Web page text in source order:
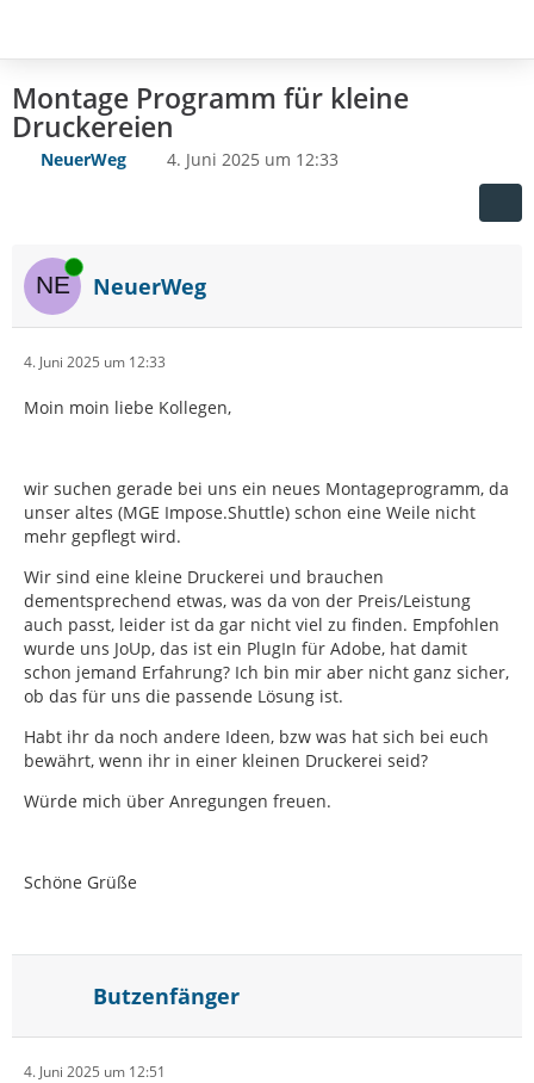
Montage Programm für kleine
Druckereien
NeuerWeg 4. Juni 2025 um 12:33
Online
NeuerWeg
4. Juni 2025 um 12:33
Moin moin liebe Kollegen,
wir suchen gerade bei uns ein neues Montageprogramm, da
unser altes (MGE Impose.Shuttle) schon eine Weile nicht
mehr gepflegt wird.
Wir sind eine kleine Druckerei und brauchen
dementsprechend etwas, was da von der Preis/Leistung
auch passt, leider ist da gar nicht viel zu finden. Empfohlen
wurde uns JoUp, das ist ein PlugIn für Adobe, hat damit
schon jemand Erfahrung? Ich bin mir aber nicht ganz sicher,
ob das für uns die passende Lösung ist.
Habt ihr da noch andere Ideen, bzw was hat sich bei euch
bewährt, wenn ihr in einer kleinen Druckerei seid?
Würde mich über Anregungen freuen.
Schöne Grüße
Butzenfänger
4. Juni 2025 um 12:51